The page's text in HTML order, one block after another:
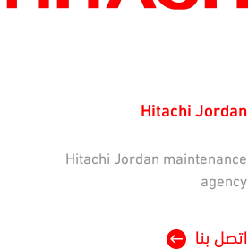
Hitachi Jordan
Hitachi Jordan maintenance
agency
اتصل بنا